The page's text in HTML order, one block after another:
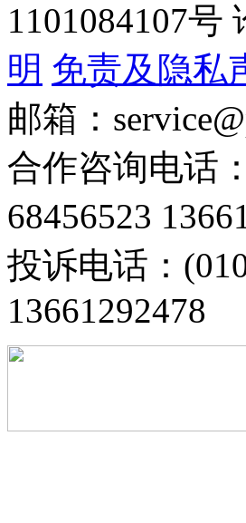
1101084107
明 免责及隐私
邮箱：
合作咨询电话
68456523
投诉电话：
13661292478